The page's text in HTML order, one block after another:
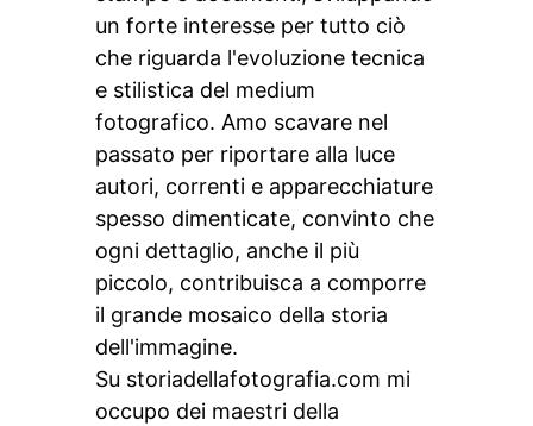
un forte interesse per tutto ciò
che riguarda l'evoluzione tecnica
e stilistica del medium
fotografico. Amo scavare nel
passato per riportare alla luce
autori, correnti e apparecchiature
spesso dimenticate, convinto che
ogni dettaglio, anche il più
piccolo, contribuisca a comporre
il grande mosaico della storia
dell'immagine.
Su storiadellafotografia.com mi
occupo dei maestri della